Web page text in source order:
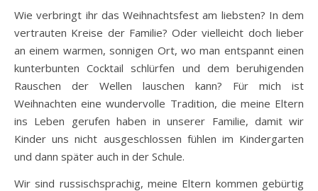
Wie verbringt ihr das Weihnachtsfest am liebsten? In dem
vertrauten Kreise der Familie? Oder vielleicht doch lieber
an einem warmen, sonnigen Ort, wo man entspannt einen
kunterbunten Cocktail schlürfen und dem beruhigenden
Rauschen der Wellen lauschen kann? Für mich ist
Weihnachten eine wundervolle Tradition, die meine Eltern
ins Leben gerufen haben in unserer Familie, damit wir
Kinder uns nicht ausgeschlossen fühlen im Kindergarten
und dann später auch in der Schule.
Wir sind russischsprachig, meine Eltern kommen gebürtig